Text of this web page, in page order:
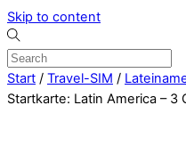
Skip to content
Start / Travel-SIM /
Startkarte: Latin America – 3